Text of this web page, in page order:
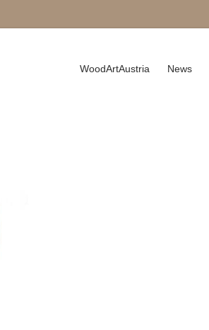
WoodArtAustria News